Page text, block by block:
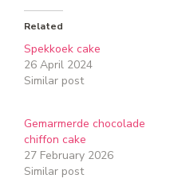
Related
Spekkoek cake
26 April 2024
Similar post
Gemarmerde chocolade
chiffon cake
27 February 2026
Similar post